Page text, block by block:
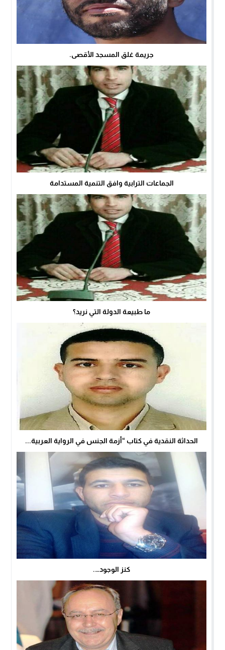
جريمة غلق المسجد الأقصى.
الجماعات الترابية وافق التنمية المستدامة
ما طبيعة الدولة التي نريد؟
الحداثة النقدية في كتاب “أزمة الجنس في الرواية العربية...
كنز الوجود….